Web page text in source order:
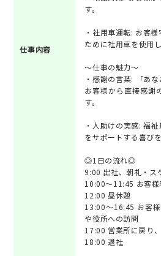
仕事内容
す。
・社用車運転: お客
ために社用車を使用し
～仕事の魅力～
・感謝の言葉: 「あ
お客様から直接感謝
す。
・人助けの実感: 福
をサポートする喜び
◎1日の流れ◎
9:00 出社、朝礼・ス
10:00～11:45 お客様
12:00 昼休憩
13:00～16:45 お客
や役所への訪問
17:00 営業所に戻り
18:00 退社